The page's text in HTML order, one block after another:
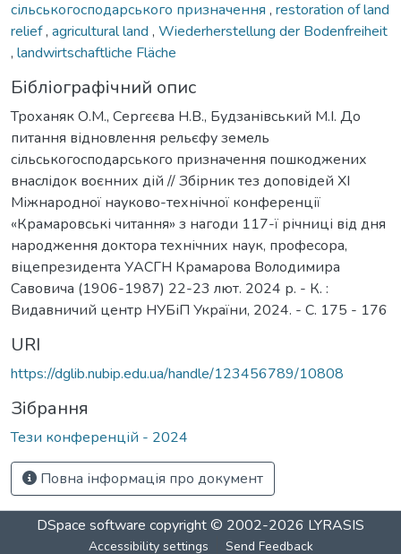
сільськогосподарського призначення , restoration of land
relief, agricultural land , Wiederherstellung der Bodenfreiheit
, landwirtschaftliche Fläche
Бібліографічний опис
Троханяк О.М., Сергєєва Н.В., Будзанівський М.І. До
питання відновлення рельєфу земель
сільськогосподарського призначення пошкоджених
внаслідок воєнних дій // Збірник тез доповідей ХI
Міжнародної науково-технічної конференції
«Крамаровські читання» з нагоди 117-ї річниці від дня
народження доктора технічних наук, професора,
віцепрезидента УАСГН Крамарова Володимира
Савовича (1906-1987) 22-23 лют. 2024 р. - К. :
Видавничий центр НУБіП України, 2024. - С. 175 - 176
URI
https://dglib.nubip.edu.ua/handle/123456789/10808
Зібрання
Тези конференцій - 2024
Повна інформація про документ
DSpace software copyright © 2002-2026 LYRASIS
Accessibility settings Send Feedback